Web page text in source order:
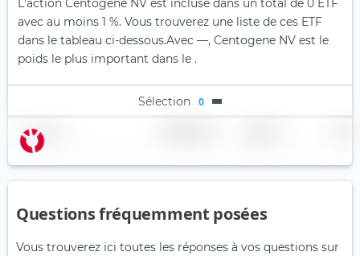
L'action Centogene NV est incluse dans un total de 0 ETF
avec au moins 1 %. Vous trouverez une liste de ces ETF
dans le tableau ci-dessous.Avec —, Centogene NV est le
poids le plus important dans le .
Sélection 0
Nom
Questions fréquemment posées
Vous trouverez ici toutes les réponses à vos questions sur